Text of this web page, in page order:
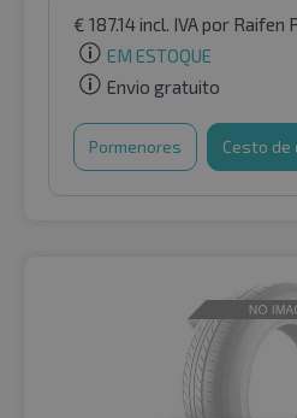
€ 187.14incl. IVApor Raifen
EM ESTOQUE
Envio gratuito
Pormenores Cesto de